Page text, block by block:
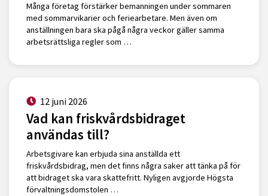
Många företag förstärker bemanningen under sommaren
med sommarvikarier och feriearbetare. Men även om
anställningen bara ska pågå några veckor gäller samma
arbetsrättsliga regler som …
12 juni 2026
Vad kan friskvårdsbidraget
användas till?
Arbetsgivare kan erbjuda sina anställda ett
friskvårdsbidrag, men det finns några saker att tänka på för
att bidraget ska vara skattefritt. Nyligen avgjorde Högsta
förvaltningsdomstolen …